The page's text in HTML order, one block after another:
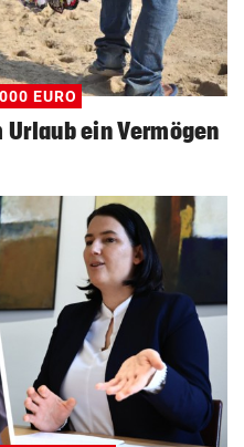
EURO
ein Vermögen